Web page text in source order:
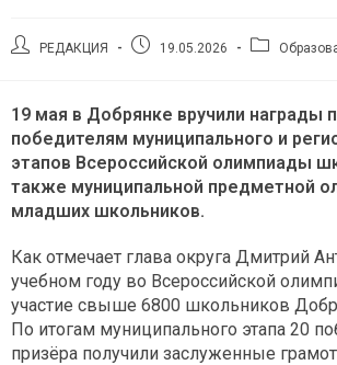
АвторРЕДАКЦИЯ
Запись19.05.2026
Рубрика
19 мая в Добрянке вручили награды
победителям муниципального и
этапов Всероссийской олимпиады
также муниципальной предметной
младших школьников.
Как отмечает глава округа Дмитрий
учебном году во Всероссийской
участие свыше 6800 школьников
По итогам муниципального этапа 20
призёра получили заслуженные